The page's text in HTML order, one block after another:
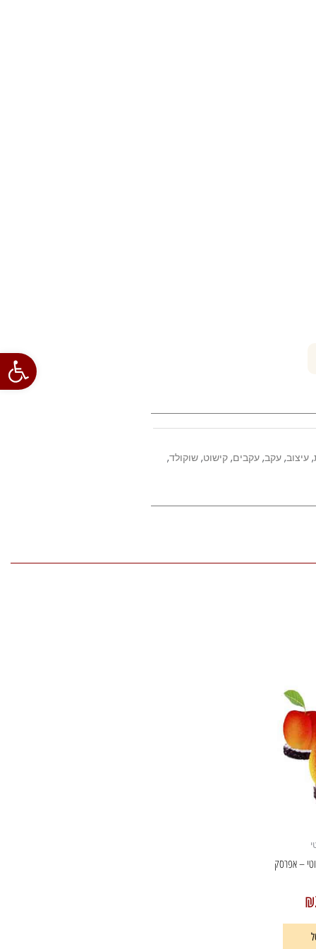
פתח
, עיצוב, עקב, עקבים, קישוט, שוקולד,
– אפרסק
₪